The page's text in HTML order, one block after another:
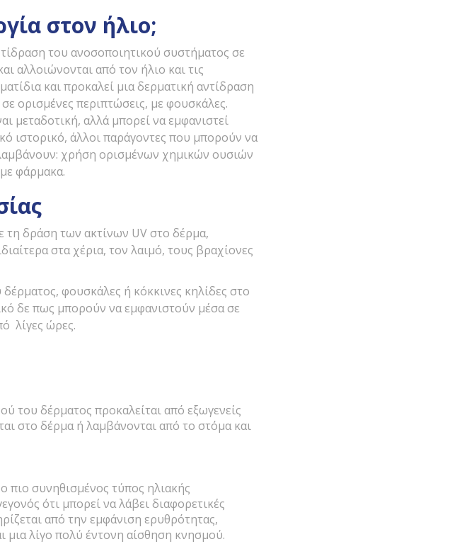
στον ήλιο;
του ανοσοποιητικού συστήματος σε
αλλοιώνονται από τον ήλιο και τις
και προκαλεί μια δερματική αντίδραση
ορισμένες περιπτώσεις, με φουσκάλες.
μεταδοτική, αλλά μπορεί να εμφανιστεί
ιστορικό, άλλοι παράγοντες που μπορούν να
χρήση ορισμένων χημικών ουσιών
φάρμακα.
τη δράση των ακτίνων UV στο δέρμα,
στα χέρια, τον λαιμό, τους βραχίονες
φουσκάλες ή κόκκινες κηλίδες στο
δε πως μπορούν να εμφανιστούν μέσα σε
λίγες ώρες.
του δέρματος προκαλείται από εξωγενείς
στο δέρμα ή λαμβάνονται από το στόμα και
πιο συνηθισμένος τύπος ηλιακής
ότι μπορεί να λάβει διαφορετικές
από την εμφάνιση ερυθρότητας,
λίγο πολύ έντονη αίσθηση κνησμού.